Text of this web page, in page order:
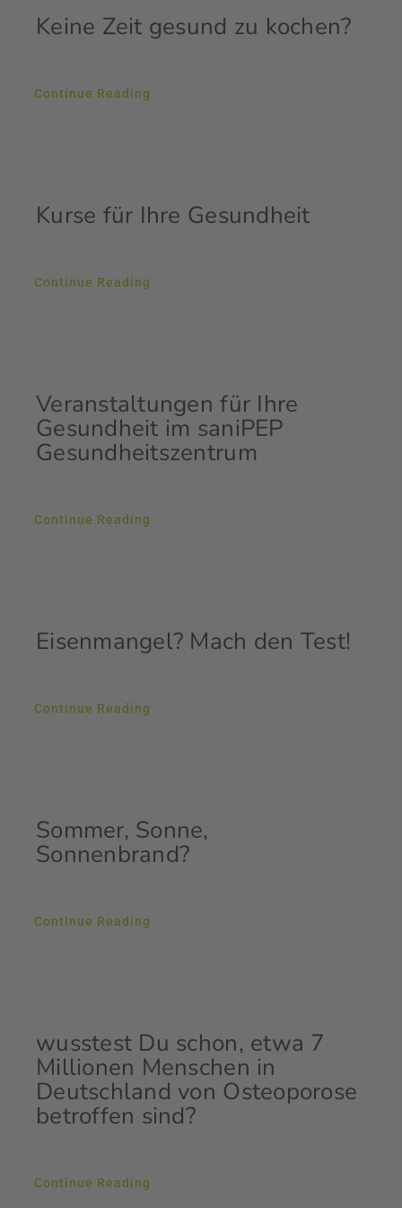
Keine Zeit gesund zu kochen?
Continue Reading
Kurse für Ihre Gesundheit
Continue Reading
Veranstaltungen für Ihre
Gesundheit im saniPEP
Gesundheitszentrum
Continue Reading
Eisenmangel? Mach den Test!
Continue Reading
Sommer, Sonne,
Sonnenbrand?
Continue Reading
wusstest Du schon, etwa 7
Millionen Menschen in
Deutschland von Osteoporose
betroffen sind?
Continue Reading